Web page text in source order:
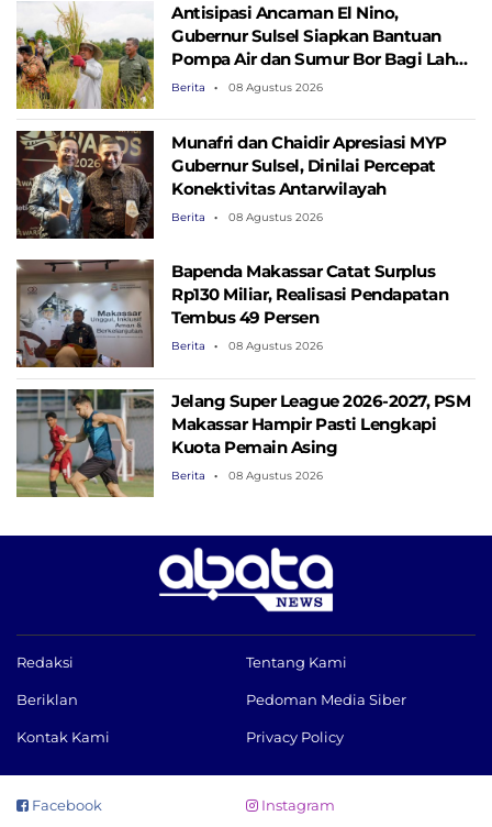
Antisipasi Ancaman El Nino,
Gubernur Sulsel Siapkan Bantuan
Pompa Air dan Sumur Bor Bagi Lahan
Pertanian
Berita 08 Agustus 2026
Munafri dan Chaidir Apresiasi MYP
Gubernur Sulsel, Dinilai Percepat
Konektivitas Antarwilayah
Berita 08 Agustus 2026
Bapenda Makassar Catat Surplus
Rp130 ​​Miliar, Realisasi Pendapatan
Tembus 49 Persen
Berita 08 Agustus 2026
Jelang Super League 2026-2027, PSM
Makassar Hampir Pasti Lengkapi
Kuota Pemain Asing
Berita 08 Agustus 2026
Redaksi Tentang Kami
Beriklan Pedoman Media Siber
Kontak Kami Privacy Policy
Facebook Instagram